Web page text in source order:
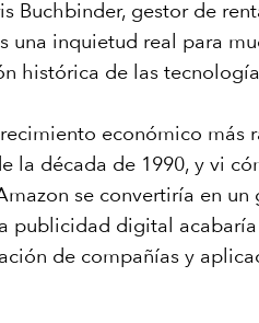
Buchbinder, gestor de
una inquietud real para
histórica de las
económico más
la década de 1990, y vi
se convertiría en
digital
de compañías y